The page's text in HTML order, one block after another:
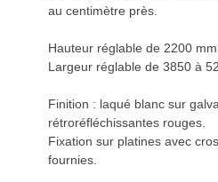
au centimètre près.
Hauteur réglable de 2200
Largeur réglable de 3850 à
Finition : laqué blanc sur
rétroréfléchissantes rouges.
Fixation sur platines avec
fournies.